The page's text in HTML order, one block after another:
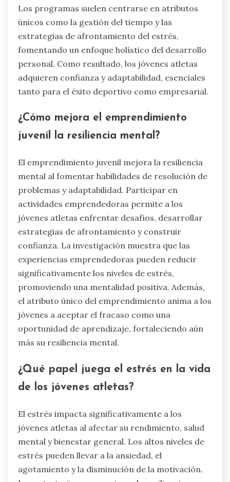
Los programas suelen centrarse en atributos
únicos como la gestión del tiempo y las
estrategias de afrontamiento del estrés,
fomentando un enfoque holístico del desarrollo
personal. Como resultado, los jóvenes atletas
adquieren confianza y adaptabilidad, esenciales
tanto para el éxito deportivo como empresarial.
¿Cómo mejora el emprendimiento
juvenil la resiliencia mental?
El emprendimiento juvenil mejora la resiliencia
mental al fomentar habilidades de resolución de
problemas y adaptabilidad. Participar en
actividades emprendedoras permite a los
jóvenes atletas enfrentar desafíos, desarrollar
estrategias de afrontamiento y construir
confianza. La investigación muestra que las
experiencias emprendedoras pueden reducir
significativamente los niveles de estrés,
promoviendo una mentalidad positiva. Además,
el atributo único del emprendimiento anima a los
jóvenes a aceptar el fracaso como una
oportunidad de aprendizaje, fortaleciendo aún
más su resiliencia mental.
¿Qué papel juega el estrés en la vida
de los jóvenes atletas?
El estrés impacta significativamente a los
jóvenes atletas al afectar su rendimiento, salud
mental y bienestar general. Los altos niveles de
estrés pueden llevar a la ansiedad, el
agotamiento y la disminución de la motivación.